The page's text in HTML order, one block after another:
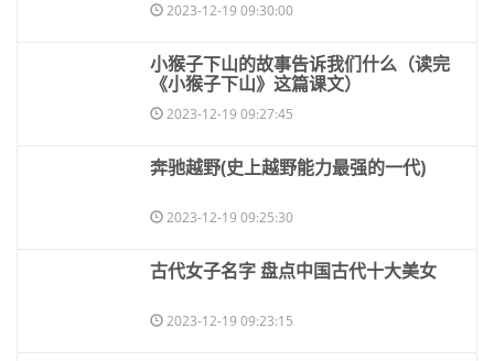
2023-12-19 09:30:00
​小猴子下山的故事告诉我们什么（读完
《小猴子下山》这篇课文）
2023-12-19 09:27:45
​奔驰越野(史上越野能力最强的一代)
2023-12-19 09:25:30
​古代女子名字 盘点中国古代十大美女
2023-12-19 09:23:15